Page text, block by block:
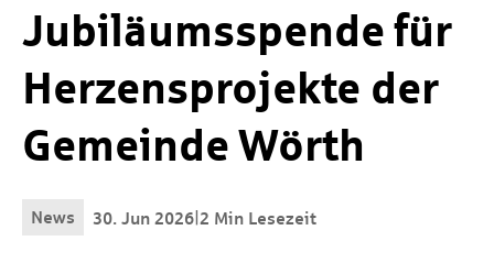
Jubiläumsspende für
Herzensprojekte der
Gemeinde Wörth
News 30. Jun 2026|2 Min Lesezeit